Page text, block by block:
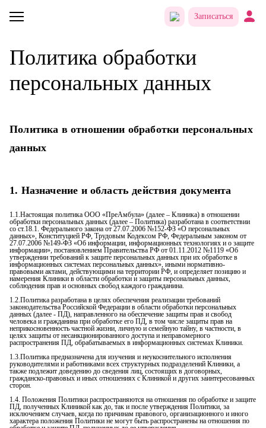
Записаться
Политика обработки
персональных данных
Политика в отношении обработки персональных
данных
1. Назначение и область действия документа
1.1.Настоящая политика ООО «ПреАмбула» (далее – Клиника) в отношении
обработки персональных данных (далее – Политика) разработана в соответствии
со ст.18.1. Федерального закона от 27.07.2006 №152-ФЗ «О персональных
данных», Конституцией РФ, Трудовым Кодексом РФ, Федеральным законом от
27.07.2006 №149-ФЗ «Об информации, информационных технологиях и о защите
информации», постановлением Правительства РФ от 01.11.2012 №1119 «Об
утверждении требований к защите персональных данных при их обработке в
информационных системах персональных данных», иными нормативно-
правовыми актами, действующими на территории РФ, и определяет позицию и
намерения Клиники в области обработки и защиты персональных данных,
соблюдения прав и основных свобод каждого гражданина.
1.2.Политика разработана в целях обеспечения реализации требований
законодательства Российской Федерации в области обработки персональных
данных (далее - ПД), направленного на обеспечение защиты прав и свобод
человека и гражданина при обработке его ПД, в том числе защиты прав на
неприкосновенность частной жизни, личную и семейную тайну, в частности, в
целях защиты от несанкционированного доступа и неправомерного
распространения ПД, обрабатываемых в информационных системах Клиники.
1.3.Политика предназначена для изучения и неукоснительного исполнения
руководителями и работниками всех структурных подразделений Клиники, а
также подлежит доведению до сведения лиц, состоящих в договорных,
гражданско-правовых и иных отношениях с Клиникой и других заинтересованных
сторон.
1.4. Положения Политики распространяются на отношения по обработке и защите
ПД, полученных Клиникой как до, так и после утверждения Политики, за
исключением случаев, когда по причинам правового, организационного и иного
характера положения Политики не могут быть распространены на отношения по